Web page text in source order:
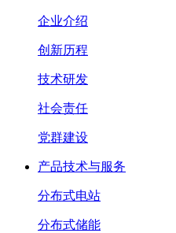
企业介绍
创新历程
技术研发
社会责任
党群建设
产品技术与服务
分布式电站
分布式储能